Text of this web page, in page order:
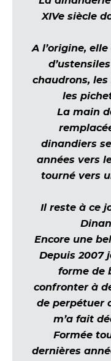
XIVe siècle
A l’origine,
chaudrons,
les
La main
dinandiers
années vers
tourné vers
Il reste à ce
Encore une
Depuis 2007
forme de
confronter à
de perpétuer
m’a fait
Formée
dernières